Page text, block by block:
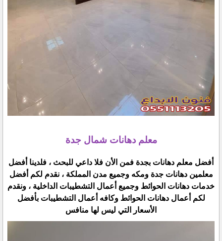
معلم دهانات شمال جدة
أفضل معلم دهانات بجدة فمن الأن فلا داعي للبحث ، فلدينا أفضل
معلمين دهانات جدة ومكه وجميع مدن المملكة ، نقدم لكم أفضل
خدمات دهانات الحوائط وجميع أعمال التشطيبات الداخلية ، ونقدم
لكم أعمال دهانات الحوائط وكافه أعمال التشطيبات بأفضل
الأسعار التي ليس لها منافس